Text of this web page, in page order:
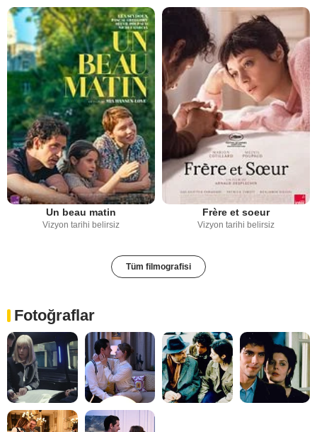
Un beau matin
Vizyon tarihi belirsiz
Frère et soeur
Vizyon tarihi belirsiz
Tüm filmografisi
Fotoğraflar